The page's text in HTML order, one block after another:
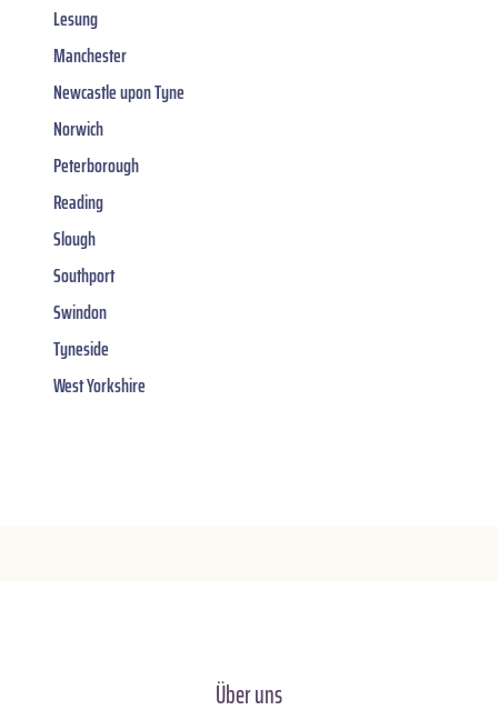
Lesung
Manchester
Newcastle upon Tyne
Norwich
Peterborough
Reading
Slough
Southport
Swindon
Tyneside
West Yorkshire
Über uns